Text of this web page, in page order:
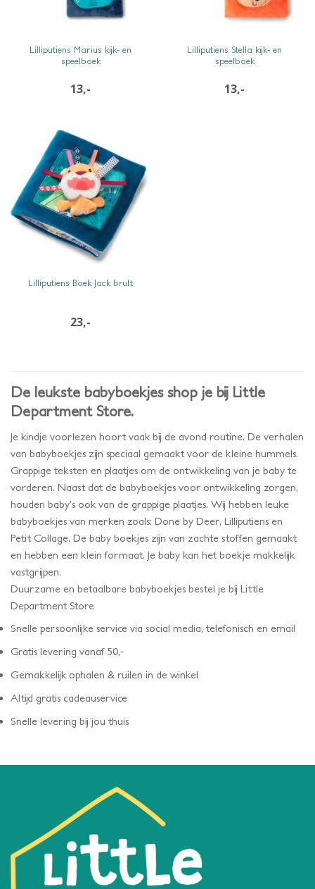
Lilliputiens Marius kijk- en
speelboek
13,-
Lilliputiens Stella kijk- en
speelboek
13,-
Lilliputiens Boek Jack brult
23,-
De leukste babyboekjes shop je bij Little
Department Store.
Je kindje voorlezen hoort vaak bij de avond routine. De verhalen
van babyboekjes zijn speciaal gemaakt voor de kleine hummels.
Grappige teksten en plaatjes om de ontwikkeling van je baby te
vorderen. Naast dat de babyboekjes voor ontwikkeling zorgen,
houden baby’s ook van de grappige plaatjes. Wij hebben leuke
babyboekjes van merken zoals: Done by Deer, Lilliputiens en
Petit Collage. De baby boekjes zijn van zachte stoffen gemaakt
en hebben een klein formaat. Je baby kan het boekje makkelijk
vastgrijpen.
Duurzame en betaalbare babyboekjes bestel je bij Little
Department Store
Snelle persoonlijke service via social media, telefonisch en email
Gratis levering vanaf 50,-
Gemakkelijk ophalen & ruilen in de winkel
Altijd gratis cadeauservice
Snelle levering bij jou thuis